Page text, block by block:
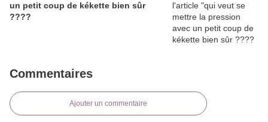
un petit coup de kékette bien sûr
????
Commentaires
Ajouter un commentaire